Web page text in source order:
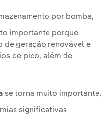
por bomba,
importante porque
de geração renovável e
de pico, além de
se torna muito importante,
significativas